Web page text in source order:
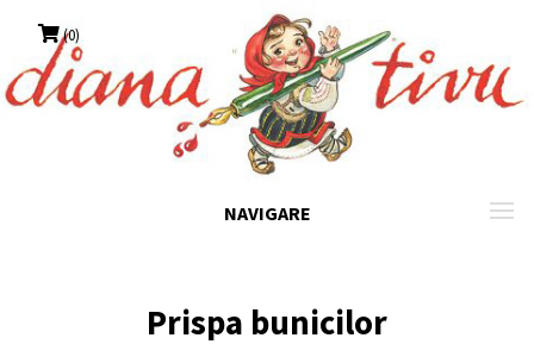
content
(0)
NAVIGARE
Prispa bunicilor